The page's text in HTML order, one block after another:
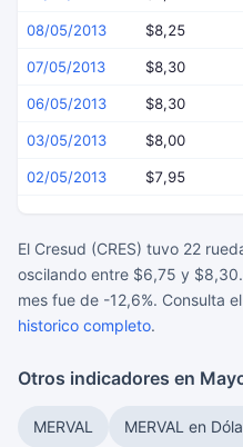
08/05/2013 $8,25
07/05/2013 $8,30
06/05/2013 $8,30
03/05/2013 $8,00
02/05/2013 $7,95
El Cresud (CRES) tuvo 22
oscilando entre $6,75 y
mes fue de -12,6%. Consulta el
historico completo.
Otros indicadores en
MERVAL MERVAL en